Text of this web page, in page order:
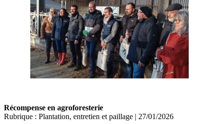
Récompense en agroforesterie
Rubrique : Plantation, entretien et paillage | 27/01/2026